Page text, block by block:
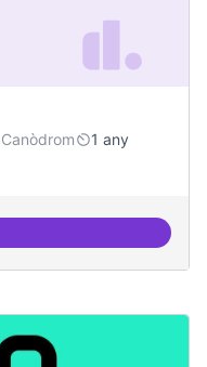
1 any
Obertes